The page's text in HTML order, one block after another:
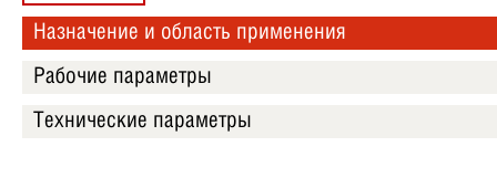
Назначение и область применения
Рабочие параметры
Технические параметры